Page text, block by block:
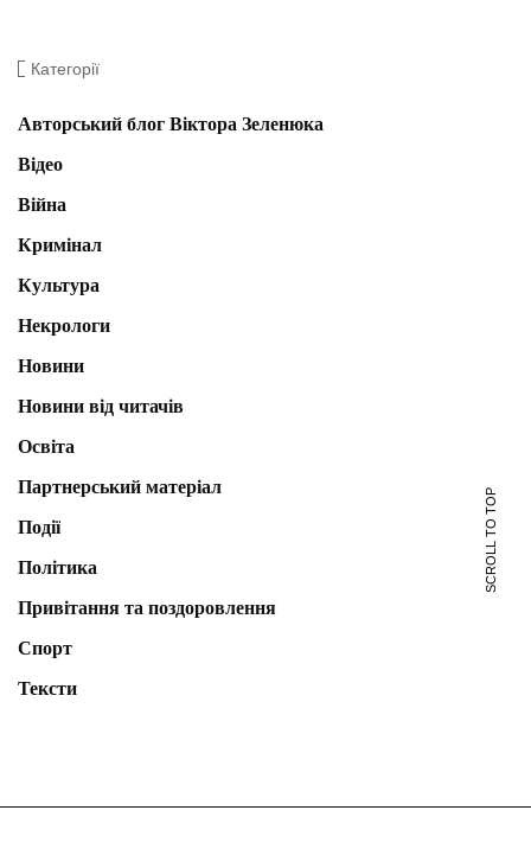
Категорії
Авторський блог Віктора Зеленюка
Відео
Війна
Кримінал
Культура
Некрологи
Новини
Новини від читачів
Освіта
Партнерський матеріал
Події
Політика
Привітання та поздоровлення
Спорт
Тексти
SCROLL TO TOP